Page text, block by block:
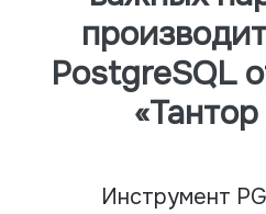
PostgreSQL
Инструмент